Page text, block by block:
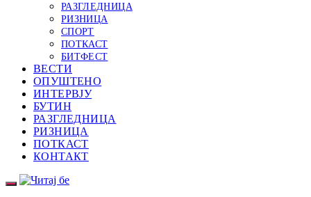
РАЗГЛЕДНИЦА
РИЗНИЦА
СПОРТ
ПОТКАСТ
БИТФЕСТ
ВЕСТИ
ОПУШТЕНО
ИНТЕРВЈУ
БУТИН
РАЗГЛЕДНИЦА
РИЗНИЦА
ПОТКАСТ
КОНТАКТ